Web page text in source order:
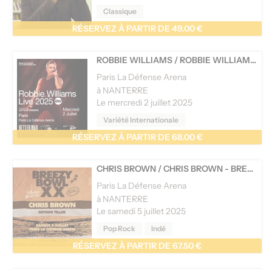
Classique
RÉSERVEZ À PARTIR DE 49.00 €
ROBBIE WILLIAMS / ROBBIE WILLIAMS - LIVE 2025
Paris La Défense Arena
à NANTERRE
Le mercredi 2 juillet 2025
Variété Internationale
RÉSERVEZ À PARTIR DE 68.00 €
CHRIS BROWN /CHRIS BROWN - BREEZY BOWL XX
Paris La Défense Arena
à NANTERRE
Le samedi 5 juillet 2025
Pop Rock Indé
RÉSERVEZ À PARTIR DE 67.50 €